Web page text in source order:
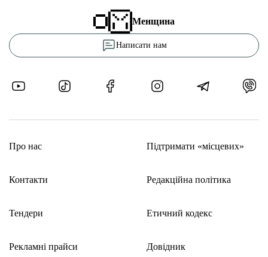
Менщина
Написати нам
Про нас
Контакти
Тендери
Рекламні прайси
Підтримати «місцевих»
Редакційна політика
Етичний кодекс
Довідник